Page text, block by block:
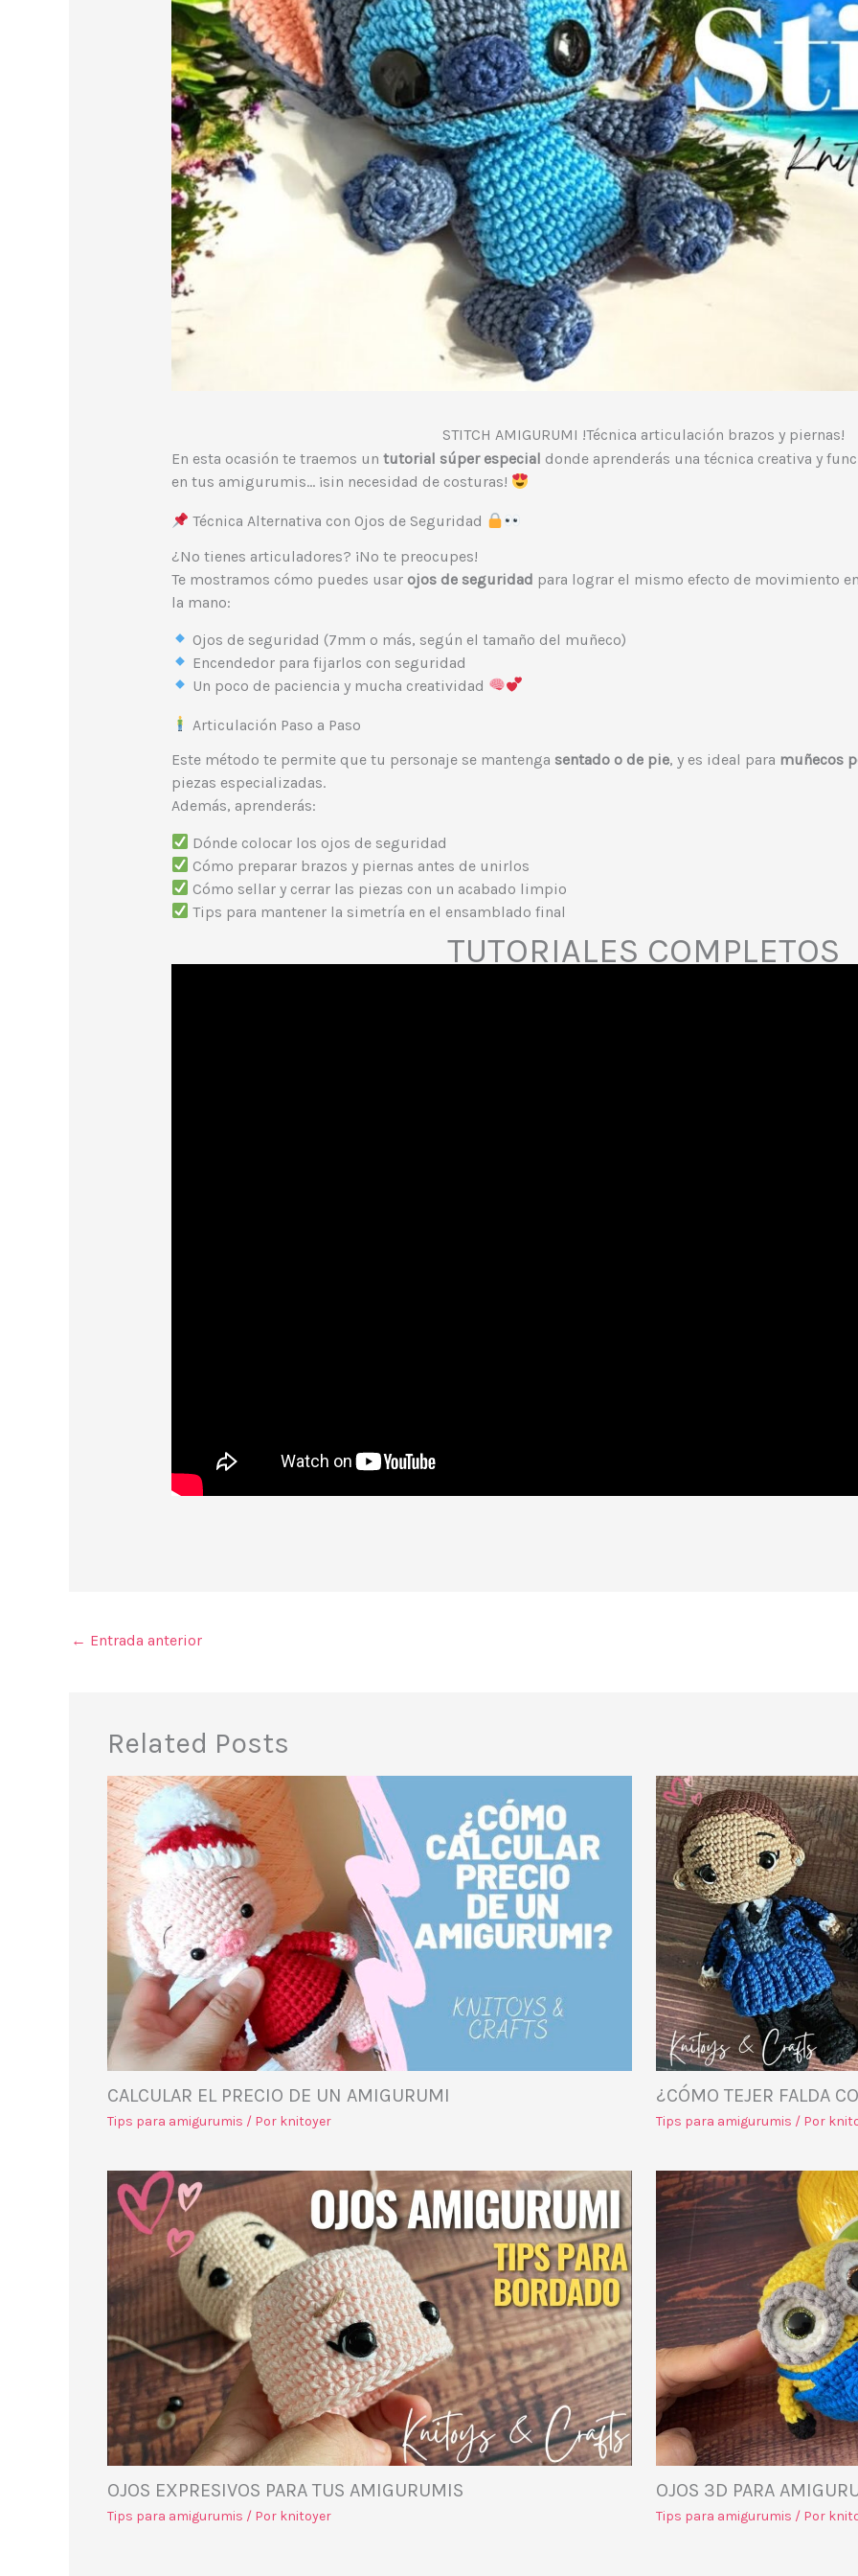
STITCH AMIGURUMI !Técnica articulación brazos y piernas!
En esta ocasión te traemos un tutorial súper especial donde aprenderás una técnica creativa y
en tus amigurumis… ¡sin necesidad de costuras!
Técnica Alternativa con Ojos de Seguridad
¿No tienes articuladores? ¡No te preocupes!
Te mostramos cómo puedes usar ojos de seguridad para lograr el mismo efecto de movimiento
la mano:
Ojos de seguridad (7mm o más, según el tamaño del muñeco)
Encendedor para fijarlos con seguridad
Un poco de paciencia y mucha creatividad
Articulación Paso a Paso
Este método te permite que tu personaje se mantenga sentado o de pie, y es ideal para muñecos
piezas especializadas.
Además, aprenderás:
Dónde colocar los ojos de seguridad
Cómo preparar brazos y piernas antes de unirlos
Cómo sellar y cerrar las piezas con un acabado limpio
Tips para mantener la simetría en el ensamblado final
TUTORIALES COMPLETOS
← Entrada anterior
Related Posts
CALCULAR EL PRECIO DE UN AMIGURUMI
Tips para amigurumis / Por knitoyer
¿CÓMO TEJER FALDA
Tips para amigurumis / Por
OJOS EXPRESIVOS PARA TUS AMIGURUMIS
Tips para amigurumis / Por knitoyer
OJOS 3D PARA
Tips para amigurumis / Por